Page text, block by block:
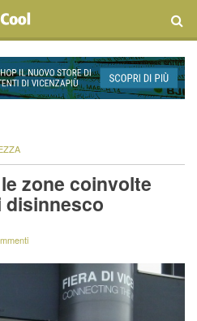
zone coinvolte
disinnesco